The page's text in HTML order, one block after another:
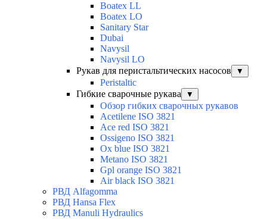
Boatex LL
Boatex LO
Sanitary Star
Dubai
Navysil
Navysil LO
Рукав для перистальтических насосов
▼
Peristaltic
Гибкие сварочные рукава
▼
Обзор гибких сварочных рукавов
Acetilene ISO 3821
Ace red ISO 3821
Ossigeno ISO 3821
Ox blue ISO 3821
Metano ISO 3821
Gpl orange ISO 3821
Air black ISO 3821
РВД Alfagomma
РВД Hansa Flex
РВД Manuli Hydraulics